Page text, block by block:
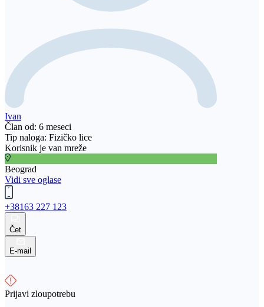
Ivan
Član od: 6 meseci
Tip naloga: Fizičko lice
Korisnik je van mreže
Beograd
Vidi sve oglase
+38163 227 123
Čet
E-mail
Prijavi zloupotrebu